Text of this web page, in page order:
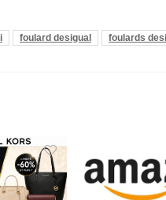
foulard desigual foulards